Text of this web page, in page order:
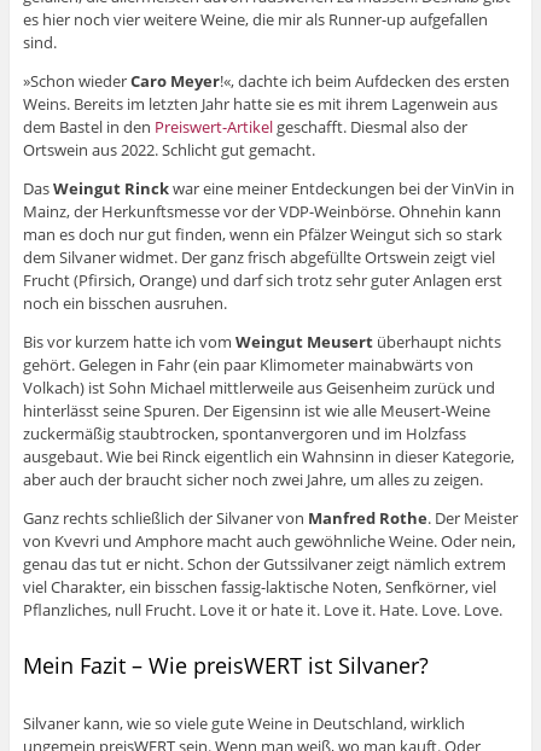
es hier noch vier weitere Weine, die mir als Runner-up aufgefallen
sind.
»Schon wiederCaro Meyer!«, dachte ich beim Aufdecken des ersten
Weins. Bereits im letzten Jahr hatte sie es mit ihrem Lagenwein aus
dem Bastel in den Preiswert-Artikelgeschafft. Diesmal also der
Ortswein aus 2022. Schlicht gut gemacht.
DasWeingut Rinckwar eine meiner Entdeckungen bei der VinVin in
Mainz, der Herkunftsmesse vor der VDP-Weinbörse. Ohnehin kann
man es doch nur gut finden, wenn ein Pfälzer Weingut sich so stark
dem Silvaner widmet. Der ganz frisch abgefüllte Ortswein zeigt viel
Frucht (Pfirsich, Orange) und darf sich trotz sehr guter Anlagen erst
noch ein bisschen ausruhen.
Bis vor kurzem hatte ich vom Weingut Meusertüberhaupt nichts
gehört. Gelegen in Fahr (ein paar Klimometer mainabwärts von
Volkach) ist Sohn Michael mittlerweile aus Geisenheim zurück und
hinterlässt seine Spuren. Der Eigensinn ist wie alle Meusert-Weine
zuckermäßig staubtrocken, spontanvergoren und im Holzfass
ausgebaut. Wie bei Rinck eigentlich ein Wahnsinn in dieser Kategorie,
aber auch der braucht sicher noch zwei Jahre, um alles zu zeigen.
Ganz rechts schließlich der Silvaner von Manfred Rothe. Der Meister
von Kvevri und Amphore macht auch gewöhnliche Weine. Oder nein,
genau das tut er nicht. Schon der Gutssilvaner zeigt nämlich extrem
viel Charakter, ein bisschen fassig-laktische Noten, Senfkörner, viel
Pflanzliches, null Frucht. Love it or hate it. Love it. Hate. Love. Love.
Mein Fazit – Wie preisWERT ist Silvaner?
Silvaner kann, wie so viele gute Weine in Deutschland, wirklich
ungemein preisWERT sein. Wenn man weiß, wo man kauft. Oder